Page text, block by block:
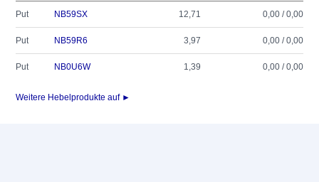
Put NB59SX 12,71 0,00 / 0,00
Put NB59R6 3,97 0,00 / 0,00
Put NB0U6W 1,39 0,00 / 0,00
Weitere Hebelprodukte auf ►